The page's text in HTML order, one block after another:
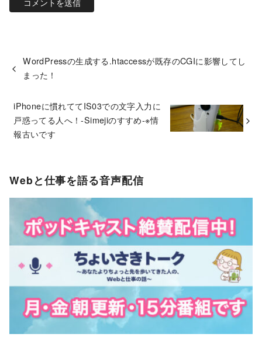
WordPressの生成する.htaccessが既存のCGIに影響してし
まった！
iPhoneに慣れててIS03での文字入力に
戸惑ってる人へ！-Simejiのすすめ-※情
報古いです
Webと仕事を語る音声配信